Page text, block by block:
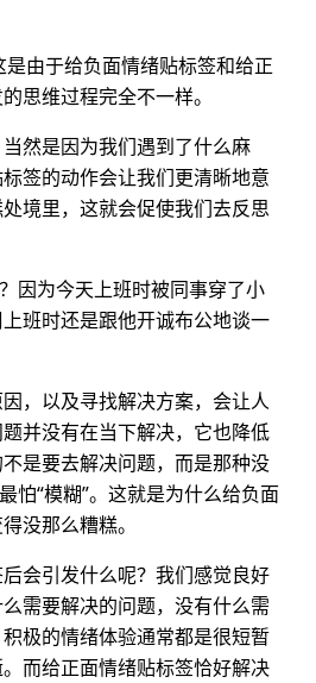
是由于给负面情绪贴标签和给正
思维过程完全不一样。
然是因为我们遇到了什么麻
签的动作会让我们更清晰地意
境里，这就会促使我们去反思
因为今天上班时被同事穿了小
班时还是跟他开诚布公地谈一
，以及寻找解决方案，会让人
并没有在当下解决，它也降低
是要去解决问题，而是那种没
怕“模糊”。这就是为什么给负面
没那么糟糕。
会引发什么呢？我们感觉良好
需要解决的问题，没有什么需
极的情绪体验通常都是很短暂
而给正面情绪贴标签恰好解决